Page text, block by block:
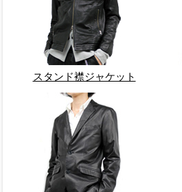
スタンド襟ジャケット